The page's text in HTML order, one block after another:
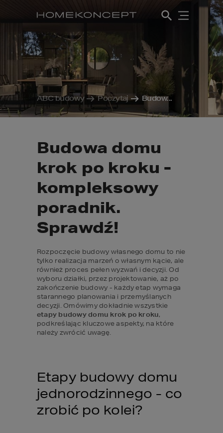
ABC budowy Poczytaj Budow...
Budowa domu
krok po kroku -
kompleksowy
poradnik.
Sprawdź!
Rozpoczęcie budowy własnego domu to nie
tylko realizacja marzeń o własnym kącie, ale
również proces pełen wyzwań i decyzji. Od
wyboru działki, przez projektowanie, aż po
zakończenie budowy - każdy etap wymaga
starannego planowania i przemyślanych
etapy budowy domu krok po kroku,
podkreślając kluczowe aspekty, na które
należy zwrócić uwagę.
Etapy budowy domu
jednorodzinnego - co
zrobić po kolei?